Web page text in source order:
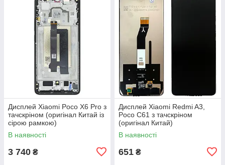
Дисплей Xiaomi Poco X6 Pro з
тачскріном (оригінал Китай із
сірою рамкою)
В наявності
3 740 ₴
Дисплей Xiaomi Redmi A3,
Poco C61 з тачскріном
(оригінал Китай)
В наявності
651 ₴